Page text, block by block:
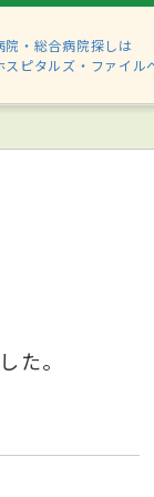
院・総合病院探しは
スピタルズ・ファイル
た。